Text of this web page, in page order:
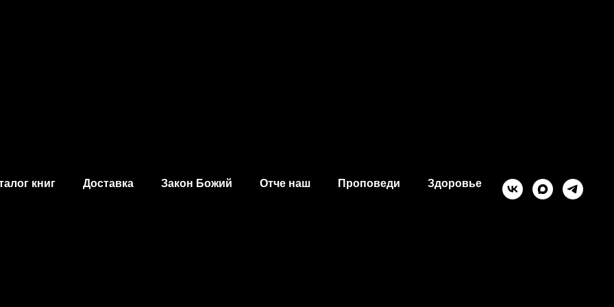
книг Доставка Закон Божий Отче наш Проповеди Здоровье